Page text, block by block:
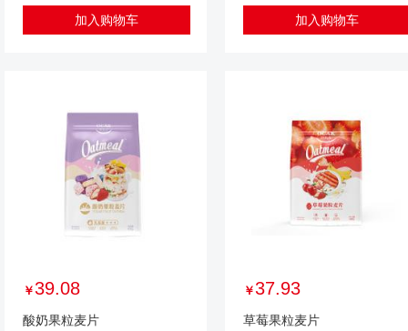
加入购物车 加入购物车
￥39.08
酸奶果粒麦片
￥37.93
草莓果粒麦片